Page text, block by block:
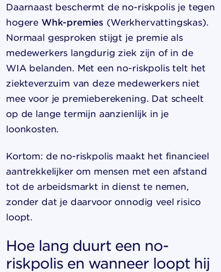
Daarnaast beschermt de no-riskpolis je tegen
hogere Whk-premies (Werkhervattingskas).
Normaal gesproken stijgt je premie als
medewerkers langdurig ziek zijn of in de
WIA belanden. Met een no-riskpolis telt het
ziekteverzuim van deze medewerkers niet
mee voor je premieberekening. Dat scheelt
op de lange termijn aanzienlijk in je
loonkosten.
Kortom: de no-riskpolis maakt het financieel
aantrekkelijker om mensen met een afstand
tot de arbeidsmarkt in dienst te nemen,
zonder dat je daarvoor onnodig veel risico
loopt.
Hoe lang duurt een no-
riskpolis en wanneer loopt hij